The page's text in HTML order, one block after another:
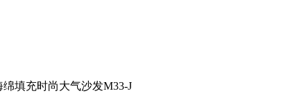
填充时尚大气沙发M33-J